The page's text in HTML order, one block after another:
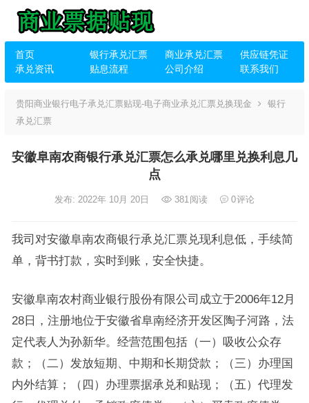
首页 银行承兑汇票 商业承兑汇票
供应链凭证
承兑资讯
贴息流程 公司介绍 联系我们
贵阳商业银行电子承兑汇票贴现-电子商业承兑汇票兑换现金
银行
承兑汇票
安徽阜南农商银行承兑汇票怎么承兑哪里兑换利息几
点
发布: 2022年 10月 20日 381阅读 0评论
我司对安徽阜南农商银行承兑汇票兑现利息低，手续简
单，背书打款，实时到账，安全快捷。
安徽阜南农村商业银行股份有限公司成立于2006年12月
28日，注册地位于安徽省阜南经济开发区陶子河路，法
定代表人为孙新华。经营范围包括（一）吸收公众存
款；（二）发放短期、中期和长期贷款；（三）办理国
内外结算；（四）办理票据承兑和贴现；（五）代理发